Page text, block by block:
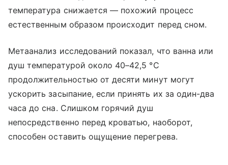
температура снижается — похожий процесс
естественным образом происходит перед сном.
Метаанализ исследований показал, что ванна или
душ температурой около 40–42,5 °C
продолжительностью от десяти минут могут
ускорить засыпание, если принять их за один-два
часа до сна. Слишком горячий душ
непосредственно перед кроватью, наоборот,
способен оставить ощущение перегрева.